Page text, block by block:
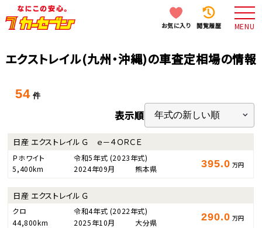
お気に入り 閲覧履歴 MENU
エクストレイル(九州・沖縄)の車査定相場の情報
54 件
表示順
日産 エクストレイル Ｇ ｅ－４ＯＲＣＥ
Ｐホワイト 令和5年式 (2023年式)
5,400km
2024年09月 熊本県 395.0 万円
日産 エクストレイル Ｇ
クロ 令和4年式 (2022年式)
44,800km
2025年10月 大分県 290.0 万円